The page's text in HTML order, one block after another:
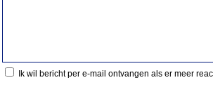
Ik wil bericht per e-mail ontvangen als er meer